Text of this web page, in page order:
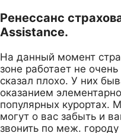
Ренессанс
Assistance.
На данный момент
зоне работает не
сказал плохо. У них
оказанием
популярных курортах.
могут о вас забыть и
звонить по меж.